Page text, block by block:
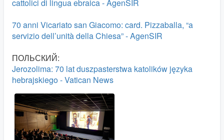
cattolici di lingua ebraica - AgenSIR
70 anni Vicariato san Giacomo: card. Pizzaballa, “a
servizio dell’unità della Chiesa” - AgenSIR
ПОЛЬСКИЙ:
Jerozolima: 70 lat duszpasterstwa katolików języka
hebrajskiego - Vatican News